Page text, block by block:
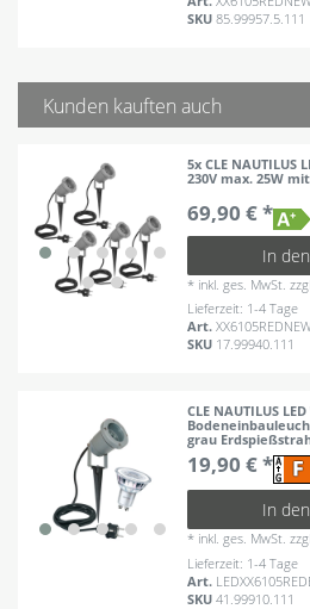
SKU85.99957.5.111
Kunden kauften auch
5x CLE NAUTILUS
230V max. 25W
69,90 € *
In
* inkl. ges. MwSt.
Lieferzeit: 1-4 Tage
Art.
SKU 17.99940.111
CLE NAUTILUS
grau
19,90 € *
In
* inkl. ges. MwSt.
Lieferzeit: 1-4 Tage
Art.
SKU41.99910.111